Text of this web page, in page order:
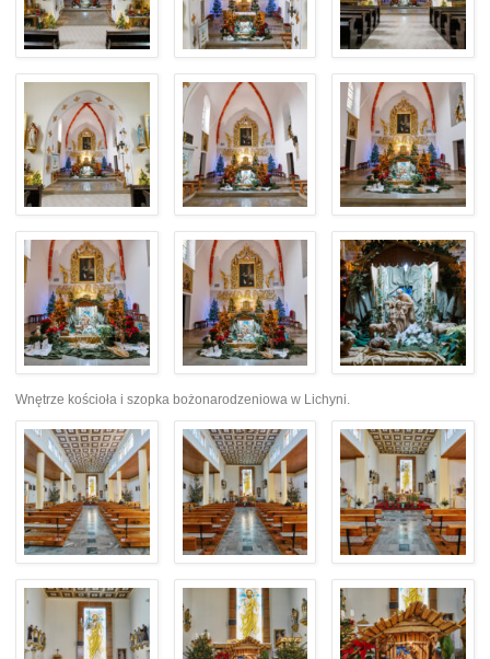
Wnętrze kościoła i szopka bożonarodzeniowa w Lichyni.